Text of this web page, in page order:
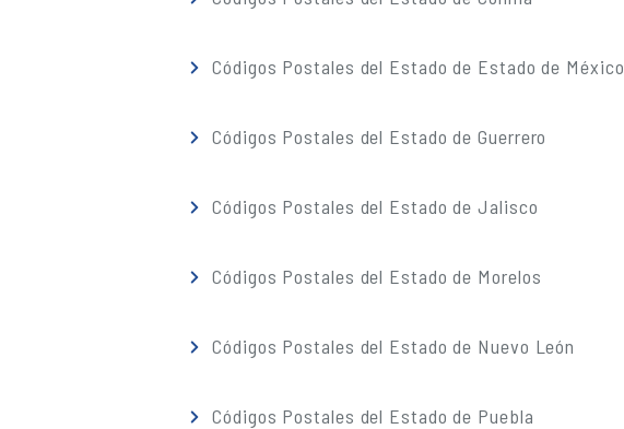
Códigos Postales del Estado de Estado de México
Códigos Postales del Estado de Guerrero
Códigos Postales del Estado de Jalisco
Códigos Postales del Estado de Morelos
Códigos Postales del Estado de Nuevo León
Códigos Postales del Estado de Puebla